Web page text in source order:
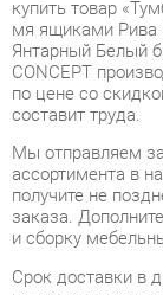
Мы отправляем
ассортимента в
получите не
заказа.
и сборку
Срок доставки в
на складах
Уточнить
через форму
В любой момент до
изменить выбор